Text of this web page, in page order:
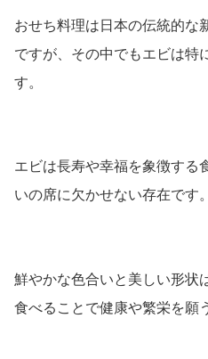
おせち料理は日本の伝統的な
ですが、その中でもエビは特
す。
エビは長寿や幸福を象徴する
いの席に欠かせない存在です。
鮮やかな色合いと美しい形状
食べることで健康や繁栄を願